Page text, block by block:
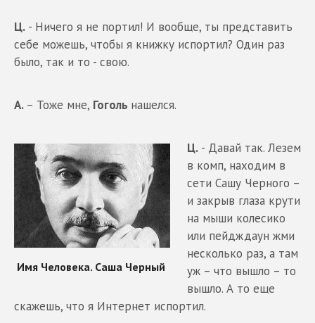
Ц. - Ничего я не портил! И вообще, ты представить
себе можешь, чтобы я книжку испортил? Один раз
было, так и то - свою.
А. – Тоже мне, Гоголь нашелся.
Ц. - Давай так. Лезем
в комп, находим в
сети Сашу Черного –
и закрыв глаза крути
на мыши колесико
или пейдждаун жми
несколько раз, а там
уж – что вышло – то
вышло. А то еще
скажешь, что я Интернет испортил.